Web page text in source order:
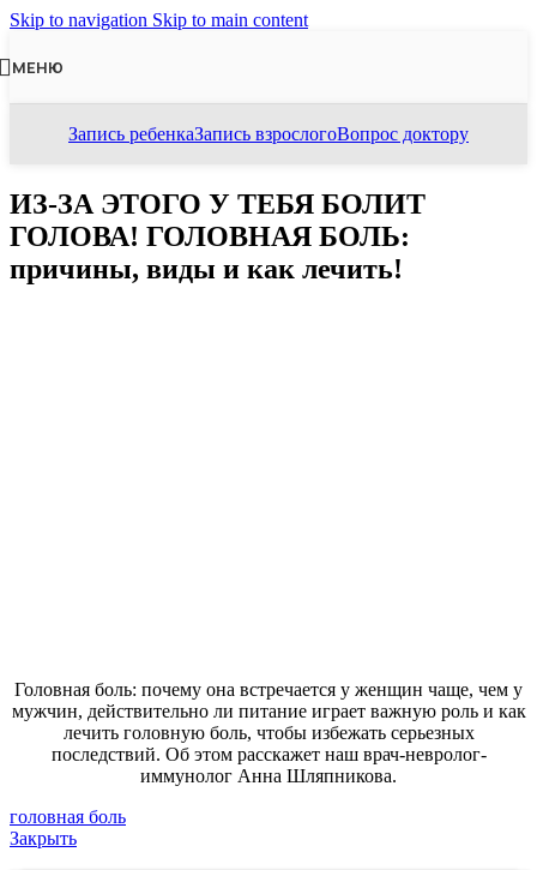
Skip to navigation Skip to main content
МЕНЮ
Запись ребенкаЗапись взрослогоВопрос доктору
ИЗ-ЗА ЭТОГО У ТЕБЯ БОЛИТ
ГОЛОВА! ГОЛОВНАЯ БОЛЬ:
причины, виды и как лечить!
Головная боль: почему она встречается у женщин чаще, чем у
мужчин, действительно ли питание играет важную роль и как
лечить головную боль, чтобы избежать серьезных
последствий. Об этом расскажет наш врач-невролог-
иммунолог Анна Шляпникова.
головная боль
Закрыть